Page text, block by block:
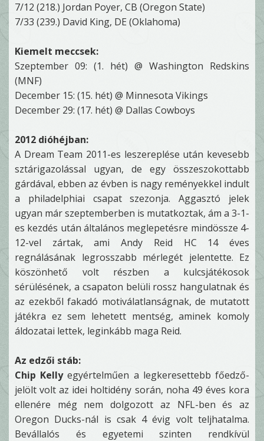
7/12 (218.) Jordan Poyer, CB (Oregon State)
7/33 (239.) David King, DE (Oklahoma)
Kiemelt meccsek:
Szeptember 09: (1. hét) @ Washington Redskins
(MNF)
December 15: (15. hét) @ Minnesota Vikings
December 29: (17. hét) @ Dallas Cowboys
2012 dióhéjban:
A Dream Team 2011-es leszereplése után kevesebb
sztárigazolással ugyan, de egy összeszokottabb
gárdával, ebben az évben is nagy reményekkel indult
a philadelphiai csapat szezonja. Aggasztó jelek
ugyan már szeptemberben is mutatkoztak, ám a 3-1-
es kezdés után általános meglepetésre mindössze 4-
12-vel zártak, ami Andy Reid HC 14 éves
regnálásának legrosszabb mérlegét jelentette. Ez
köszönhető volt részben a kulcsjátékosok
sérülésének, a csapaton belüli rossz hangulatnak és
az ezekből fakadó motiválatlanságnak, de mutatott
játékra ez sem lehetett mentség, aminek komoly
áldozatai lettek, leginkább maga Reid.
Az edzői stáb:
Chip Kellyegyértelműen a legkeresettebb főedző-
jelölt volt az idei holtidény során, noha 49 éves kora
ellenére még nem dolgozott az NFL-ben és az
Oregon Ducks-nál is csak 4 évig volt teljhatalma.
Bevállalós és egyetemi szinten rendkívül